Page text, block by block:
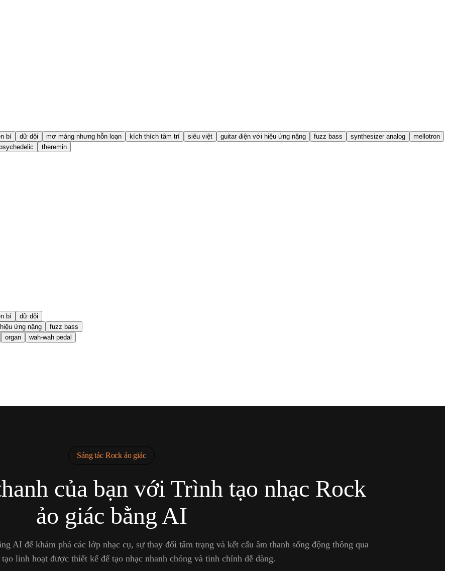
bí dữ dội mơ màng nhưng hỗn loạn kích thích tâm trí siêu việt guitar điện với hiệu ứng nặng fuzz bass synthesizer analog
mellotron
theremin
bí
dữ dội
ứng nặng
fuzz bass
organ
wah-wah pedal
Sáng tác Rock ảo giác
của bạn với Trình tạo nhạc Rock
ảo giác bằng AI
AI để khám phá các lớp nhạc cụ, sự thay đổi tâm trạng và kết cấu âm thanh sống động thông qua
linh hoạt được thiết kế để tạo nhạc nhanh chóng và tinh chỉnh dễ dàng.